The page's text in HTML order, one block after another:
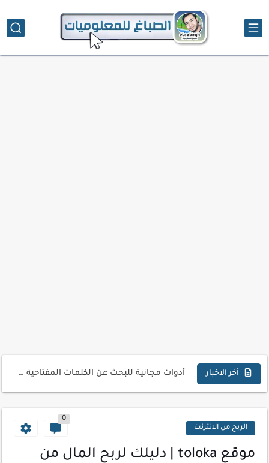
أخر الاخبار كيف تستفيد من تقنيات التعلم الآلي لتحليل بيانات الزوار
الربح من الانترنت
0
موقع toloka | دليلك لربح المال من